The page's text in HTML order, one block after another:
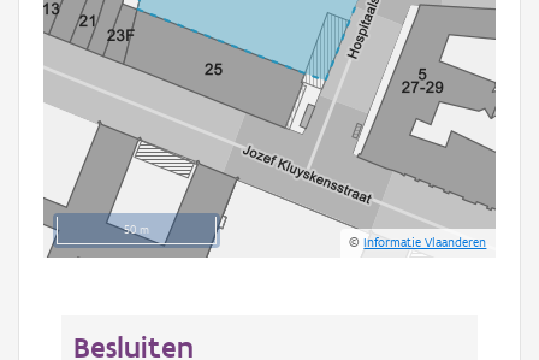
50 m
©Informatie Vlaanderen
Besluiten